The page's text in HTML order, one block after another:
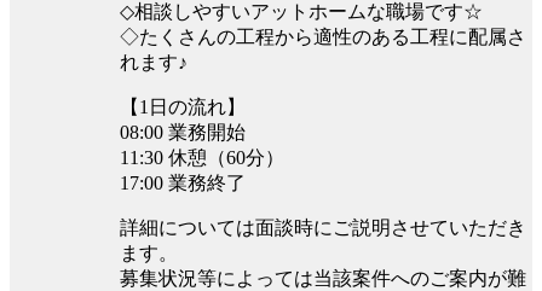
◇相談しやすいアットホームな職場です☆
◇たくさんの工程から適性のある工程に配属さ
れます♪
【1日の流れ】
08:00 業務開始
11:30 休憩（60分）
17:00 業務終了
詳細については面談時にご説明させていただき
ます。
募集状況等によっては当該案件へのご案内が難